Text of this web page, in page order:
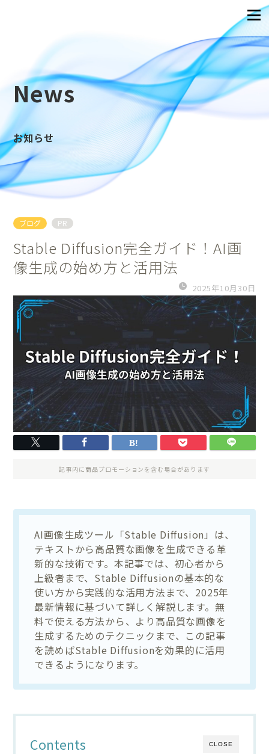
News
お知らせ
ブログ PR
Stable Diffusion完全ガイド！AI画
像生成の始め方と活用法
2025年10月30日
記事内に商品プロモーションを含む場合があります
AI画像生成ツール「Stable Diffusion」は、
テキストから高品質な画像を生成できる革
新的な技術です。本記事では、初心者から
上級者まで、Stable Diffusionの基本的な
使い方から実践的な活用方法まで、2025年
最新情報に基づいて詳しく解説します。無
料で使える方法から、より高品質な画像を
生成するためのテクニックまで、この記事
を読めばStable Diffusionを効果的に活用
できるようになります。
CLOSE
Contents